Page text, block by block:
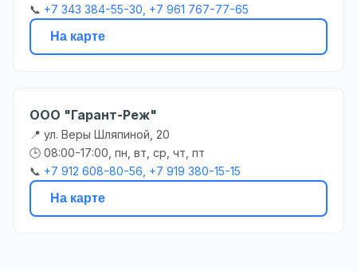
📞 +7 343 384-55-30, +7 961 767-77-65
На карте
ООО "Гарант-Реж"
📍 ул. Веры Шляпиной, 20
🕒 08:00-17:00, пн, вт, ср, чт, пт
📞 +7 912 608-80-56, +7 919 380-15-15
На карте